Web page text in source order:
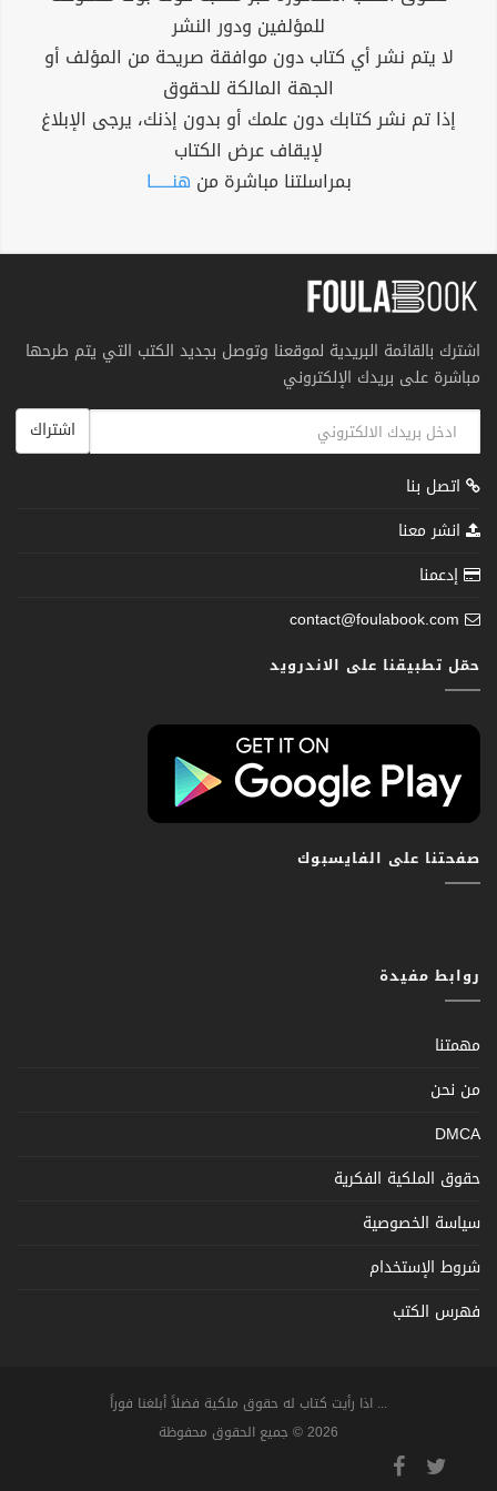
للمؤلفين ودور النشر
لا يتم نشر أي كتاب دون موافقة صريحة من المؤلف أو
الجهة المالكة للحقوق
إذا تم نشر كتابك دون علمك أو بدون إذنك، يرجى الإبلاغ
لإيقاف عرض الكتاب
بمراسلتنا مباشرة من هنــــــا
اشترك بالقائمة البريدية لموقعنا وتوصل بجديد الكتب التي يتم طرحها
مباشرة على بريدك الإلكتروني
اشتراك
اتصل بنا
انشر معنا
إدعمنا
contact@foulabook.com
حمّل تطبيقنا على الاندرويد
صفحتنا على الفايسبوك
روابط مفيدة
مهمتنا
من نحن
DMCA
حقوق الملكية الفكرية
سياسة الخصوصية
شروط الإستخدام
فهرس الكتب
... اذا رأيت كتاب له حقوق ملكية فضلاً أبلغنا فوراً
2026 © جميع الحقوق محفوظة